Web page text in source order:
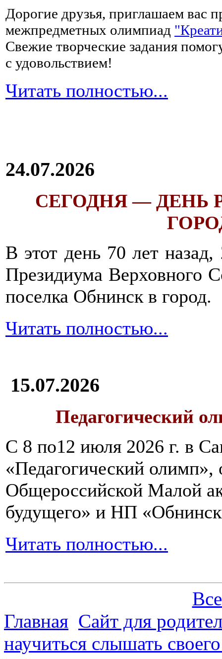
Дорогие друзья, приглашаем вас
межпредметных олимпиад
Свежие творческие задания
с удовольствием!
Читать полностью...
24.07.2026
СЕГОДНЯ — ДЕНЬ
В этот день 70 лет
Президиума Верховного
поселка Обнинск в город.
Читать полностью...
15.07.2026
Педагогический
С 8 по12 июля 2026 г. в
«Педагогический олимп»,
Общероссийской Малой
будущего» и НП
Читать полностью...
Главная Сайт для
научиться слышать